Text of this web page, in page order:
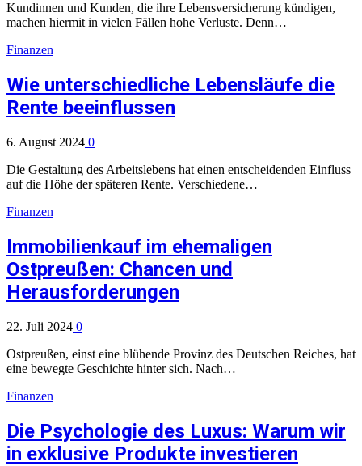
Kundinnen und Kunden, die ihre Lebensversicherung kündigen,
machen hiermit in vielen Fällen hohe Verluste. Denn…
Finanzen
Wie unterschiedliche Lebensläufe die
Rente beeinflussen
6. August 2024 0
Die Gestaltung des Arbeitslebens hat einen entscheidenden Einfluss
auf die Höhe der späteren Rente. Verschiedene…
Finanzen
Immobilienkauf im ehemaligen
Ostpreußen: Chancen und
Herausforderungen
22. Juli 2024 0
Ostpreußen, einst eine blühende Provinz des Deutschen Reiches, hat
eine bewegte Geschichte hinter sich. Nach…
Finanzen
Die Psychologie des Luxus: Warum wir
in exklusive Produkte investieren